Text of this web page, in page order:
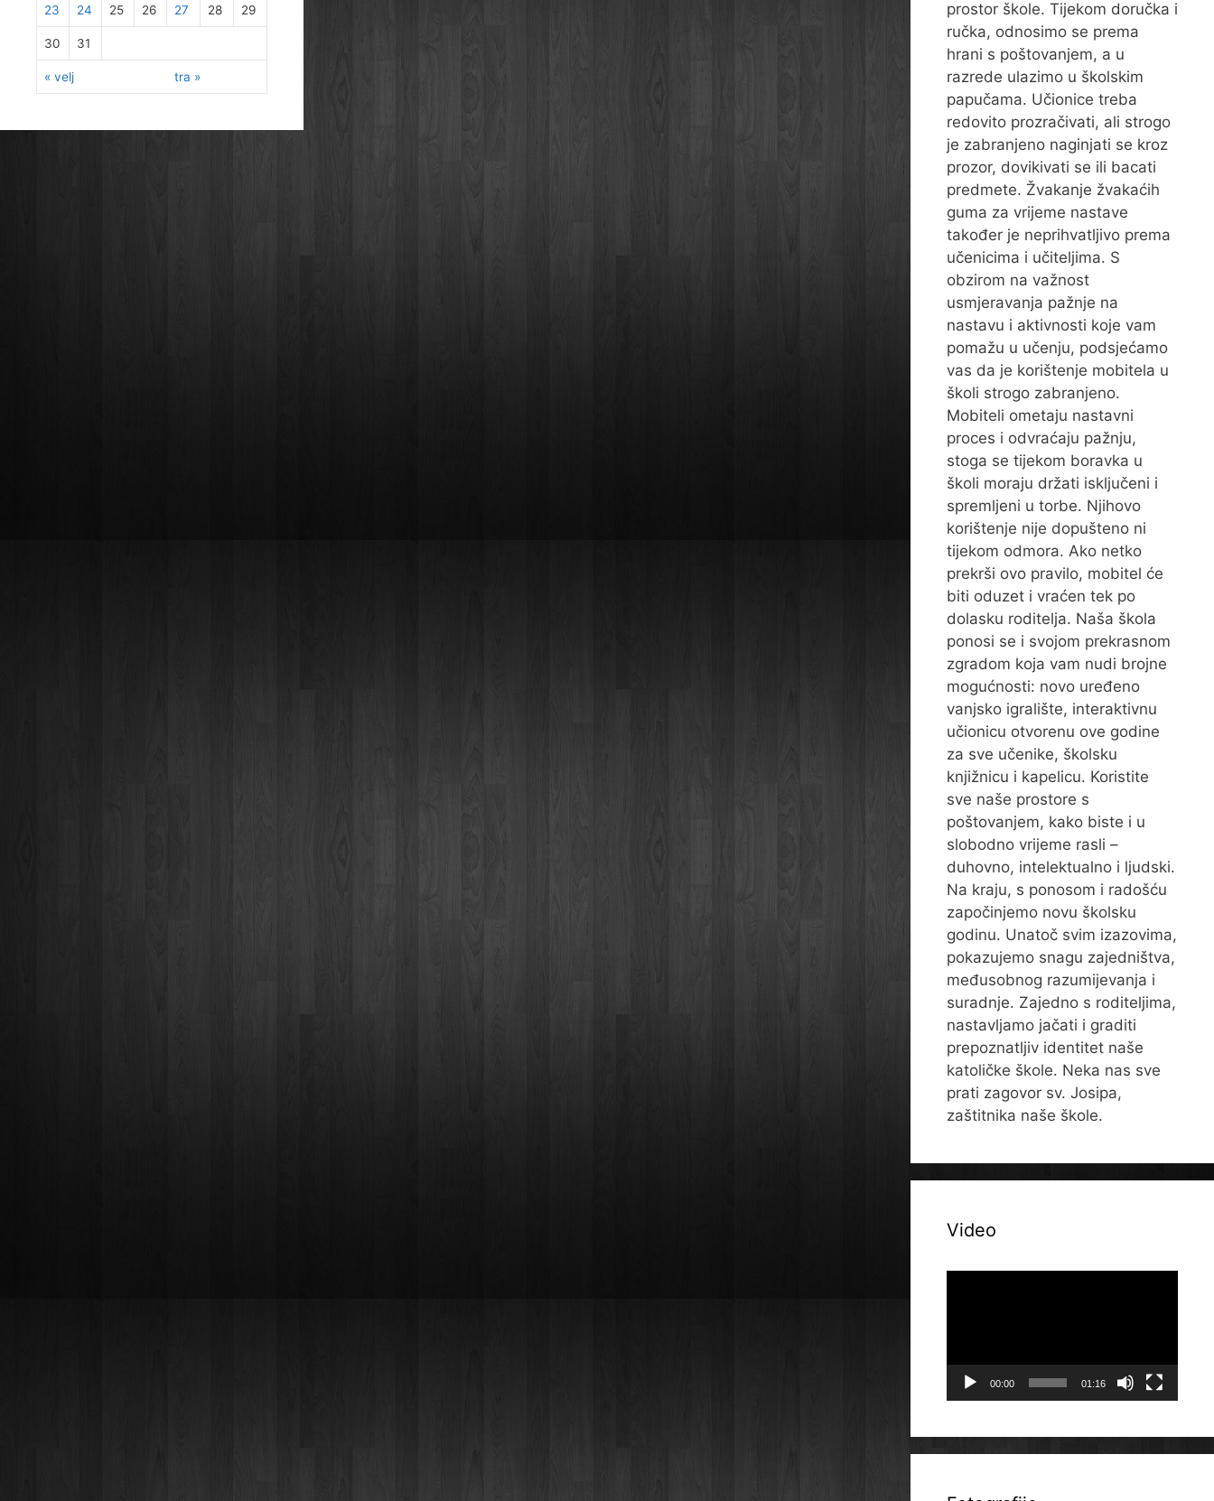
« velj tra »
23 24 25 26 27 28 29
30 31
prostor škole. Tijekom doručka i
ručka, odnosimo se prema
hrani s poštovanjem, a u
razrede ulazimo u školskim
papučama. Učionice treba
redovito prozračivati, ali strogo
je zabranjeno naginjati se kroz
prozor, dovikivati se ili bacati
predmete. Žvakanje žvakaćih
guma za vrijeme nastave
također je neprihvatljivo prema
učenicima i učiteljima. S
obzirom na važnost
usmjeravanja pažnje na
nastavu i aktivnosti koje vam
pomažu u učenju, podsjećamo
vas da je korištenje mobitela u
školi strogo zabranjeno.
Mobiteli ometaju nastavni
proces i odvraćaju pažnju,
stoga se tijekom boravka u
školi moraju držati isključeni i
spremljeni u torbe. Njihovo
korištenje nije dopušteno ni
tijekom odmora. Ako netko
prekrši ovo pravilo, mobitel će
biti oduzet i vraćen tek po
dolasku roditelja. Naša škola
ponosi se i svojom prekrasnom
zgradom koja vam nudi brojne
mogućnosti: novo uređeno
vanjsko igralište, interaktivnu
učionicu otvorenu ove godine
za sve učenike, školsku
knjižnicu i kapelicu. Koristite
sve naše prostore s
poštovanjem, kako biste i u
slobodno vrijeme rasli –
duhovno, intelektualno i ljudski.
Na kraju, s ponosom i radošću
započinjemo novu školsku
godinu. Unatoč svim izazovima,
pokazujemo snagu zajedništva,
međusobnog razumijevanja i
suradnje. Zajedno s roditeljima,
nastavljamo jačati i graditi
prepoznatljiv identitet naše
katoličke škole. Neka nas sve
prati zagovor sv. Josipa,
zaštitnika naše škole.
Video
00:00 01:16